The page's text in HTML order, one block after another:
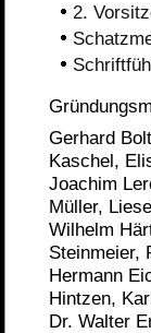
2.
Gerhard
Kaschel,
Joachim
Müller,
Wilhelm
Steinmeier,
Hermann
Hintzen,
Dr. Walter